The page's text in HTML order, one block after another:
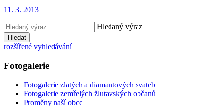
11. 3. 2013
Hledaný výraz
Hledat
rozšířené vyhledávání
Fotogalerie
Fotogalerie zlatých a diamantových svateb
Fotogalerie zemřelých žlutavských občanů
Proměny naší obce